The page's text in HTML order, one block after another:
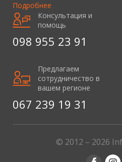
Подробнее
Консультация и
помощь
098 955 23 91
Предлагаем
сотрудничество в
вашем регионе
067 239 19 31
© 2012 – 2026